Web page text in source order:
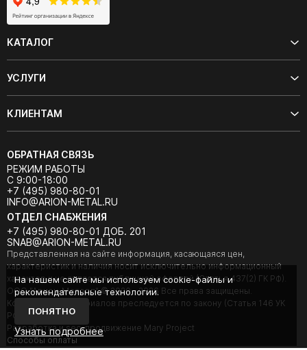
КАТАЛОГ
УСЛУГИ
КЛИЕНТАМ
ОБРАТНАЯ СВЯЗЬ
РЕЖИМ РАБОТЫ
С 9:00-18:00
+7 (495) 980-80-01
INFO@ARION-METAL.RU
ОТДЕЛ СНАБЖЕНИЯ
+7 (495) 980-80-01 ДОБ. 201
SNAB@ARION-METAL.RU
Представленная на сайте информация, касающаяся цен,
характеристик и наличия носит исключительно информационный
характер и не является публичной офертой (Статья 437(2) ГК РФ).
ООО "Арион-Металл" © 2020 - 2026 Все права защищены.
Копирование материалов преследуется по закону (Статья 146 УК
РФ).
Разработка и seo-продвижение Mary Project
Cпособы оплаты
На нашем сайте мы используем cookie-файлы и
рекомендательные технологии.
ПОНЯТНО
Узнать подробнее